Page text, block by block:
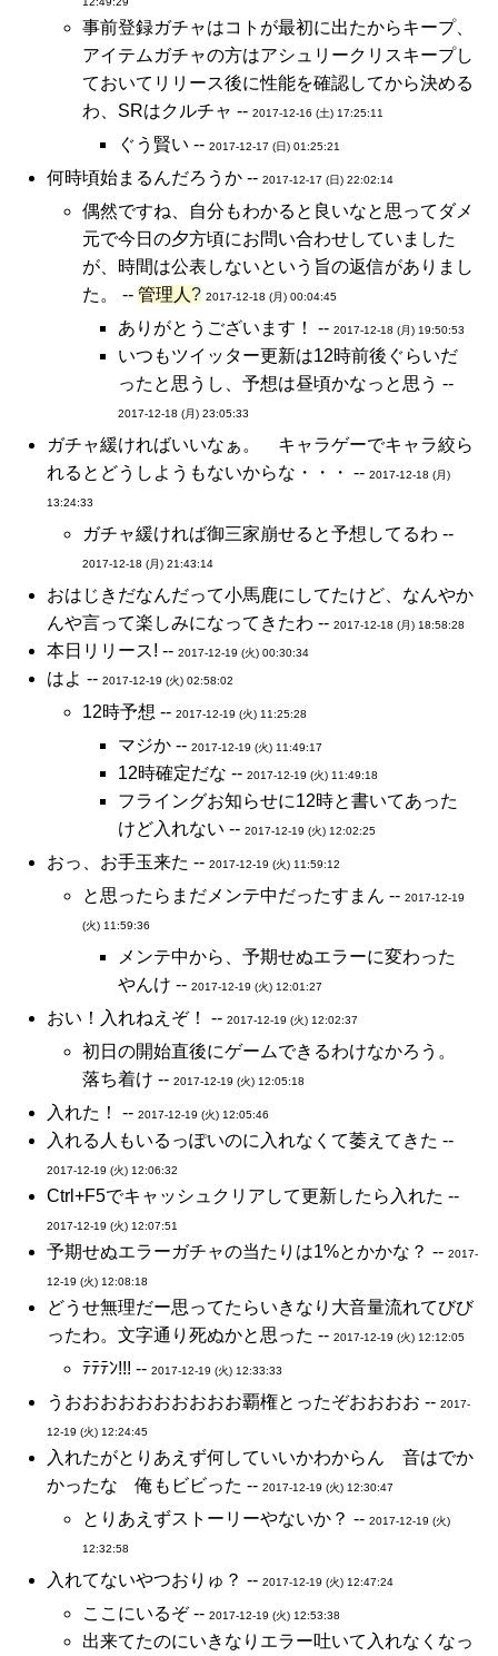
事前登録ガチャはコトが最初に出たからキープ、
アイテムガチャの方はアシュリークリスキープし
ておいてリリース後に性能を確認してから決める
わ、SRはクルチャ -- 2017-12-16 (土) 17:25:11
ぐう賢い -- 2017-12-17 (日) 01:25:21
何時頃始まるんだろうか -- 2017-12-17 (日) 22:02:14
偶然ですね、自分もわかると良いなと思ってダメ
元で今日の夕方頃にお問い合わせしていました
が、時間は公表しないという旨の返信がありまし
た。 -- 管理人 ? 2017-12-18 (月) 00:04:45
ありがとうございます！ -- 2017-12-18 (月) 19:50:53
いつもツイッター更新は12時前後ぐらいだ
ったと思うし、予想は昼頃かなっと思う --
2017-12-18 (月) 23:05:33
ガチャ緩ければいいなぁ。 キャラゲーでキャラ絞ら
れるとどうしようもないからな・・・ -- 2017-12-18 (月)
13:24:33
ガチャ緩ければ御三家崩せると予想してるわ --
2017-12-18 (月) 21:43:14
おはじきだなんだって小馬鹿にしてたけど、なんやか
んや言って楽しみになってきたわ -- 2017-12-18 (月) 18:58:28
本日リリース! -- 2017-12-19 (火) 00:30:34
はよ -- 2017-12-19 (火) 02:58:02
12時予想 -- 2017-12-19 (火) 11:25:28
マジか -- 2017-12-19 (火) 11:49:17
12時確定だな -- 2017-12-19 (火) 11:49:18
フライングお知らせに12時と書いてあった
けど入れない -- 2017-12-19 (火) 12:02:25
おっ、お手玉来た -- 2017-12-19 (火) 11:59:12
と思ったらまだメンテ中だったすまん -- 2017-12-19
(火) 11:59:36
メンテ中から、予期せぬエラーに変わった
やんけ -- 2017-12-19 (火) 12:01:27
おい！入れねえぞ！ -- 2017-12-19 (火) 12:02:37
初日の開始直後にゲームできるわけなかろう。
落ち着け -- 2017-12-19 (火) 12:05:18
入れた！ -- 2017-12-19 (火) 12:05:46
入れる人もいるっぽいのに入れなくて萎えてきた --
2017-12-19 (火) 12:06:32
Ctrl+F5でキャッシュクリアして更新したら入れた --
2017-12-19 (火) 12:07:51
予期せぬエラーガチャの当たりは1%とかかな？ -- 2017-
12-19 (火) 12:08:18
どうせ無理だー思ってたらいきなり大音量流れてびび
ったわ。文字通り死ぬかと思った -- 2017-12-19 (火) 12:12:05
ﾃﾃﾃﾝ!!! -- 2017-12-19 (火) 12:33:33
うおおおおおおおおおお覇権とったぞおおおお -- 2017-
12-19 (火) 12:24:45
入れたがとりあえず何していいかわからん 音はでか
かったな 俺もビビった -- 2017-12-19 (火) 12:30:47
とりあえずストーリーやないか？ -- 2017-12-19 (火)
12:32:58
入れてないやつおりゅ？ -- 2017-12-19 (火) 12:47:24
ここにいるぞ -- 2017-12-19 (火) 12:53:38
出来てたのにいきなりエラー吐いて入れなくなっ